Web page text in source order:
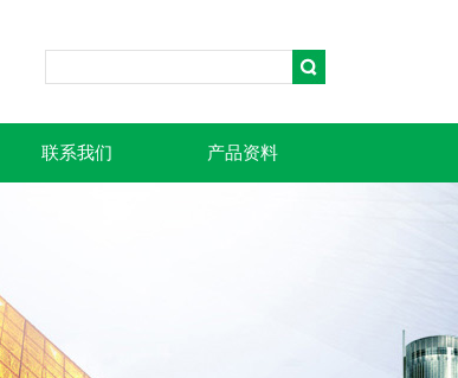
联系我们 产品资料